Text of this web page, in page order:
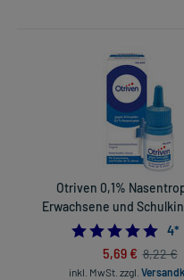
Otriven 0,1%
Erwachsene und
5.0
4*
5,69 € 8,22 €
inkl. MwSt. zzgl.